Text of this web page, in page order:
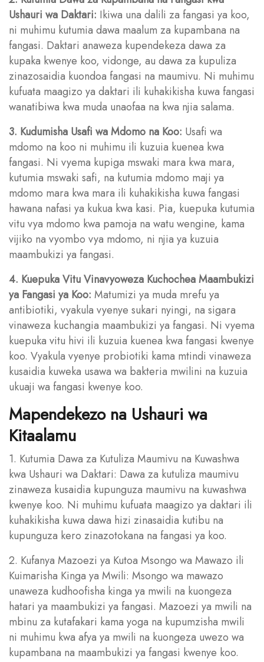
Ushauri wa Daktari: Ikiwa una dalili za fangasi ya koo,
ni muhimu kutumia dawa maalum za kupambana na
fangasi. Daktari anaweza kupendekeza dawa za
kupaka kwenye koo, vidonge, au dawa za kupuliza
zinazosaidia kuondoa fangasi na maumivu. Ni muhimu
kufuata maagizo ya daktari ili kuhakikisha kuwa fangasi
wanatibiwa kwa muda unaofaa na kwa njia salama.
3. Kudumisha Usafi wa Mdomo na Koo: Usafi wa
mdomo na koo ni muhimu ili kuzuia kuenea kwa
fangasi. Ni vyema kupiga mswaki mara kwa mara,
kutumia mswaki safi, na kutumia mdomo maji ya
mdomo mara kwa mara ili kuhakikisha kuwa fangasi
hawana nafasi ya kukua kwa kasi. Pia, kuepuka kutumia
vitu vya mdomo kwa pamoja na watu wengine, kama
vijiko na vyombo vya mdomo, ni njia ya kuzuia
maambukizi ya fangasi.
4. Kuepuka Vitu Vinavyoweza Kuchochea Maambukizi
ya Fangasi ya Koo: Matumizi ya muda mrefu ya
antibiotiki, vyakula vyenye sukari nyingi, na sigara
vinaweza kuchangia maambukizi ya fangasi. Ni vyema
kuepuka vitu hivi ili kuzuia kuenea kwa fangasi kwenye
koo. Vyakula vyenye probiotiki kama mtindi vinaweza
kusaidia kuweka usawa wa bakteria mwilini na kuzuia
ukuaji wa fangasi kwenye koo.
Mapendekezo na Ushauri wa
Kitaalamu
1. Kutumia Dawa za Kutuliza Maumivu na Kuwashwa
kwa Ushauri wa Daktari: Dawa za kutuliza maumivu
zinaweza kusaidia kupunguza maumivu na kuwashwa
kwenye koo. Ni muhimu kufuata maagizo ya daktari ili
kuhakikisha kuwa dawa hizi zinasaidia kutibu na
kupunguza kero zinazotokana na fangasi ya koo.
2. Kufanya Mazoezi ya Kutoa Msongo wa Mawazo ili
Kuimarisha Kinga ya Mwili: Msongo wa mawazo
unaweza kudhoofisha kinga ya mwili na kuongeza
hatari ya maambukizi ya fangasi. Mazoezi ya mwili na
mbinu za kutafakari kama yoga na kupumzisha mwili
ni muhimu kwa afya ya mwili na kuongeza uwezo wa
kupambana na maambukizi ya fangasi kwenye koo.